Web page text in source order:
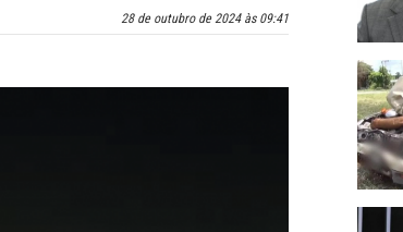
28 de outubro de 2024 às 09:41